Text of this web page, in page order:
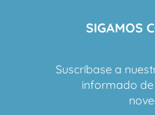
SIGAMOS
Suscríbase a
informado